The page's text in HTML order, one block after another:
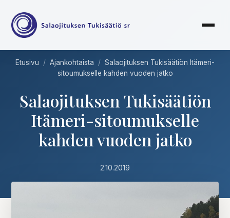
Etusivu / Ajankohtaista / Salaojituksen Tukisäätiön Itämeri-
sitoumukselle kahden vuoden jatko
Salaojituksen Tukisäätiön
Itämeri-sitoumukselle
kahden vuoden jatko
2.10.2019